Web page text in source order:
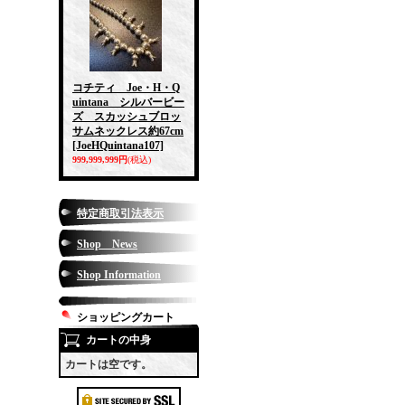
コチティ Joe・H・Q
uintana シルバービー
ズ スカッシュブロッ
サムネックレス約67cm
[JoeHQuintana107]
999,999,999円(税込)
特定商取引法表示
Shop News
Shop Information
ショッピングカート
カートの中身
カートは空です。